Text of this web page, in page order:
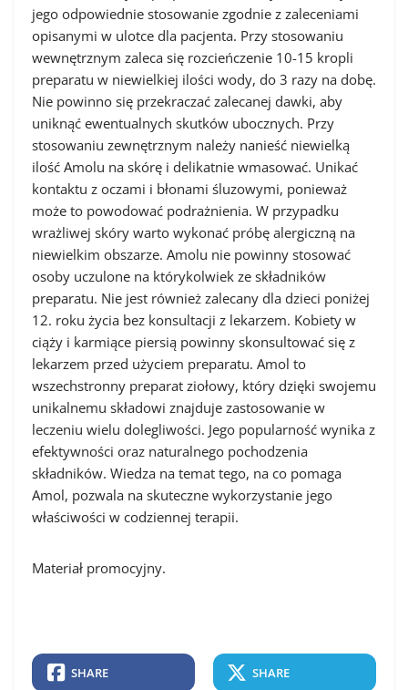
jego odpowiednie stosowanie zgodnie z zaleceniami
opisanymi w ulotce dla pacjenta. Przy stosowaniu
wewnętrznym zaleca się rozcieńczenie 10-15 kropli
preparatu w niewielkiej ilości wody, do 3 razy na dobę.
Nie powinno się przekraczać zalecanej dawki, aby
uniknąć ewentualnych skutków ubocznych. Przy
stosowaniu zewnętrznym należy nanieść niewielką
ilość Amolu na skórę i delikatnie wmasować. Unikać
kontaktu z oczami i błonami śluzowymi, ponieważ
może to powodować podrażnienia. W przypadku
wrażliwej skóry warto wykonać próbę alergiczną na
niewielkim obszarze. Amolu nie powinny stosować
osoby uczulone na którykolwiek ze składników
preparatu. Nie jest również zalecany dla dzieci poniżej
12. roku życia bez konsultacji z lekarzem. Kobiety w
ciąży i karmiące piersią powinny skonsultować się z
lekarzem przed użyciem preparatu. Amol to
wszechstronny preparat ziołowy, który dzięki swojemu
unikalnemu składowi znajduje zastosowanie w
leczeniu wielu dolegliwości. Jego popularność wynika z
efektywności oraz naturalnego pochodzenia
składników. Wiedza na temat tego, na co pomaga
Amol, pozwala na skuteczne wykorzystanie jego
właściwości w codziennej terapii.
Materiał promocyjny.
SHARE SHARE